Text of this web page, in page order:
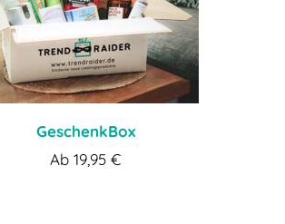
GeschenkBox
Ab 19,95 €